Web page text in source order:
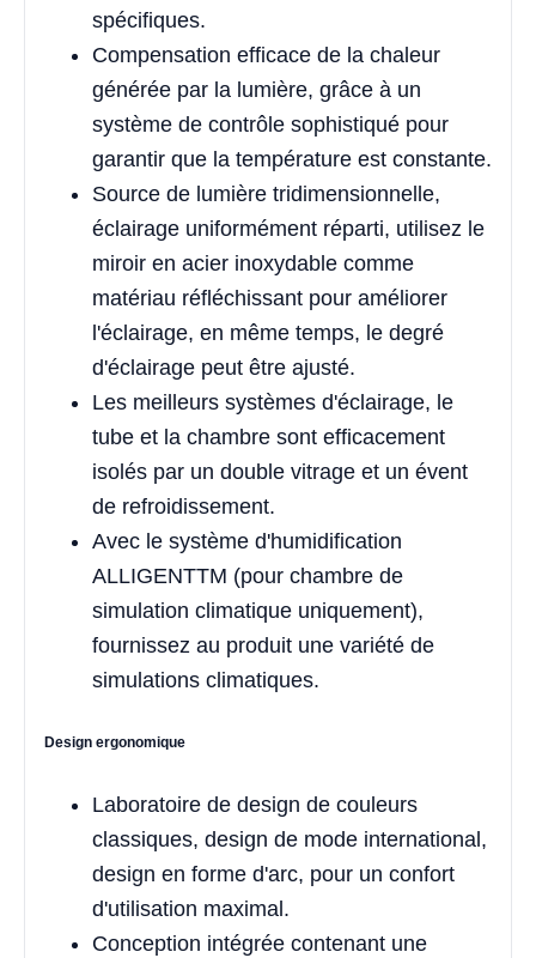
spécifiques.
Compensation efficace de la chaleur
générée par la lumière, grâce à un
système de contrôle sophistiqué pour
garantir que la température est constante.
Source de lumière tridimensionnelle,
éclairage uniformément réparti, utilisez le
miroir en acier inoxydable comme
matériau réfléchissant pour améliorer
l'éclairage, en même temps, le degré
d'éclairage peut être ajusté.
Les meilleurs systèmes d'éclairage, le
tube et la chambre sont efficacement
isolés par un double vitrage et un évent
de refroidissement.
Avec le système d'humidification
ALLIGENTTM (pour chambre de
simulation climatique uniquement),
fournissez au produit une variété de
simulations climatiques.
Design ergonomique
Laboratoire de design de couleurs
classiques, design de mode international,
design en forme d'arc, pour un confort
d'utilisation maximal.
Conception intégrée contenant une